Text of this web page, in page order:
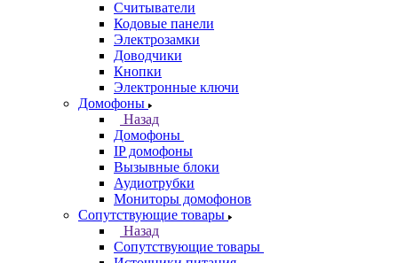
Считыватели
Кодовые панели
Электрозамки
Доводчики
Кнопки
Электронные ключи
Домофоны
Назад
Домофоны
IP домофоны
Вызывные блоки
Аудиотрубки
Мониторы домофонов
Сопутствующие товары
Назад
Сопутствующие товары